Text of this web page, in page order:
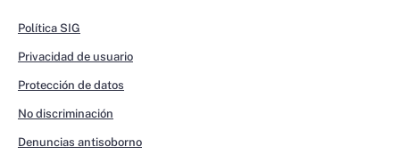
Política SIG
Privacidad de usuario
Protección de datos
No discriminación
Denuncias antisoborno